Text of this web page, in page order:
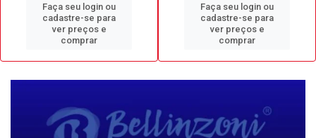
Faça seu login ou
cadastre-se para
ver preços e
comprar
Faça seu login ou
cadastre-se para
ver preços e
comprar